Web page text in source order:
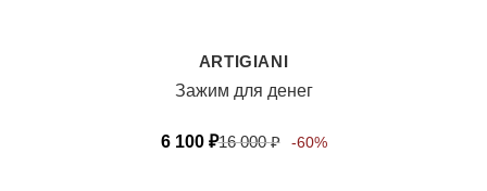
ARTIGIANI
Зажим для денег
6 100 ₽16 000₽ -60%